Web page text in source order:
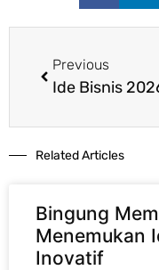
Previous
Related Articles​
Bingung
Menemukan
Inovatif